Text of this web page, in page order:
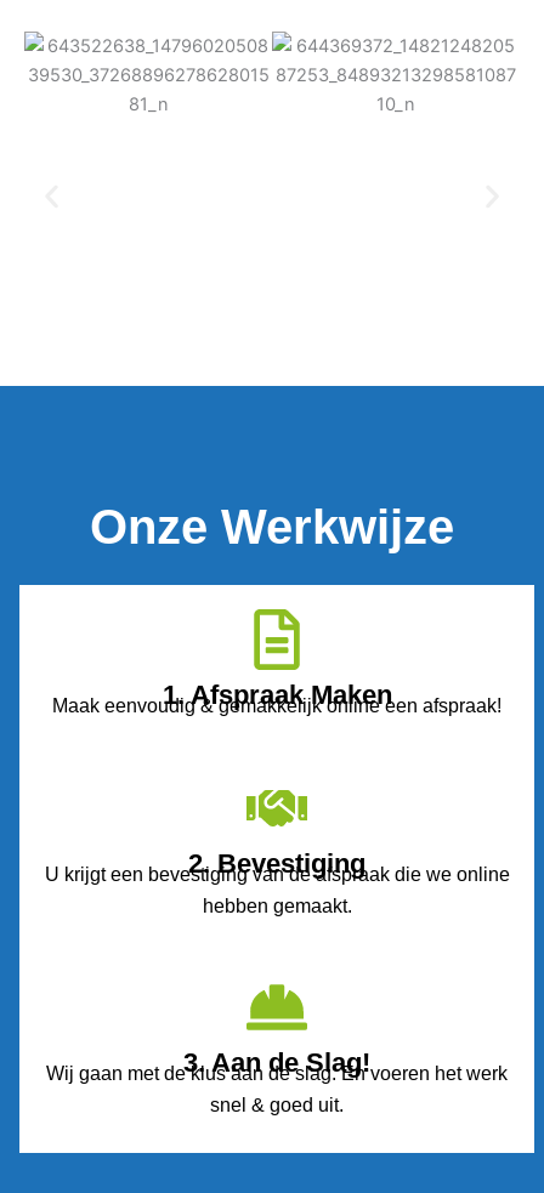
Onze Werkwijze
1. Afspraak Maken
Maak eenvoudig & gemakkelijk online een afspraak!
2. Bevestiging
U krijgt een bevestiging van de afspraak die we online
hebben gemaakt.
3. Aan de Slag!
Wij gaan met de klus aan de slag. En voeren het werk
snel & goed uit.